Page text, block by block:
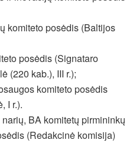
komiteto posėdis (Baltijos
posėdis (Signataro
(220 kab.), III r.);
komiteto posėdis
I r.).
BA komitetų pirmininkų
(Redakcinė komisija)